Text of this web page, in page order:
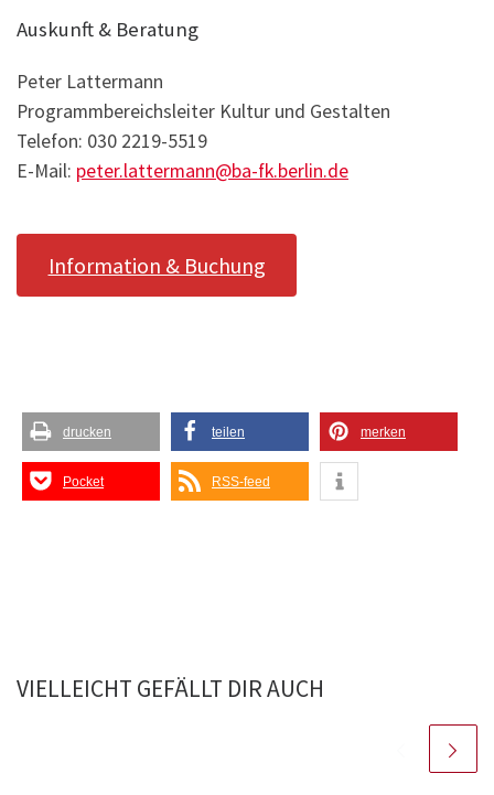
Auskunft & Beratung
Peter Lattermann
Programmbereichsleiter Kultur und Gestalten
Telefon: 030 2219-5519
E-Mail: peter.lattermann@ba-fk.berlin.de
Information & Buchung
drucken teilen merken
Pocket RSS-feed
VIELLEICHT GEFÄLLT DIR AUCH